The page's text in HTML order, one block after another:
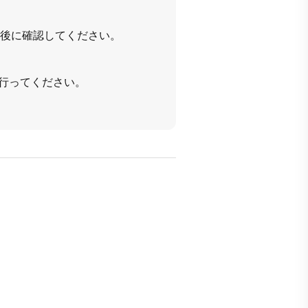
に確認してください。
てください。